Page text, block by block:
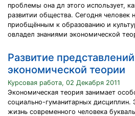
проблемы она дл этого использует,
развитии общества. Сегодня человек
приобщённым к образованию и
овладел знаниями экономической
Развитие
экономической теории
Курсовая работа, 02 Декабря 2011
Экономическая теория занимает
социально-гуманитарных дисциплин.
жизнь современного человека